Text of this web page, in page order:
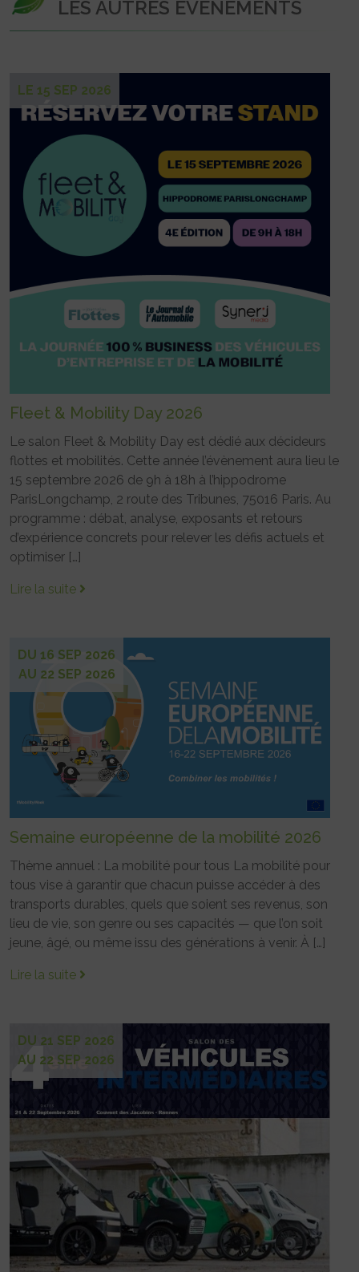
LES AUTRES ÉVÉNEMENTS
LE 15 SEP 2026
Fleet & Mobility Day 2026
Le salon Fleet & Mobility Day est dédié aux décideurs
flottes et mobilités. Cette année l’évènement aura lieu le
15 septembre 2026 de 9h à 18h à l’hippodrome
ParisLongchamp, 2 route des Tribunes, 75016 Paris. Au
programme : débat, analyse, exposants et retours
d’expérience concrets pour relever les défis actuels et
optimiser […]
Lire la suite
DU 16 SEP 2026
AU 22 SEP 2026
Semaine européenne de la mobilité 2026
Thème annuel : La mobilité pour tous La mobilité pour
tous vise à garantir que chacun puisse accéder à des
transports durables, quels que soient ses revenus, son
lieu de vie, son genre ou ses capacités — que l’on soit
jeune, âgé, ou même issu des générations à venir. À […]
Lire la suite
DU 21 SEP 2026
AU 22 SEP 2026